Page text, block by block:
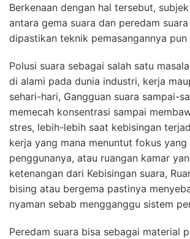
Berkenaan dengan hal tersebut,
antara gema suara dan peredam
dipastikan teknik pemasangannya pun
Polusi suara sebagai salah satu
di alami pada dunia industri, kerja
sehari-hari, Gangguan suara sampai-
memecah konsentrasi sampai
stres, lebih-lebih saat kebisingan
kerja yang mana menuntut fokus
penggunanya, atau ruangan kamar
ketenangan dari Kebisingan suara,
bising atau bergema pastinya
nyaman sebab mengganggu sistem
Peredam suara bisa sebagai material